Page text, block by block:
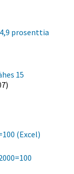
prosenttia
15
(Excel)